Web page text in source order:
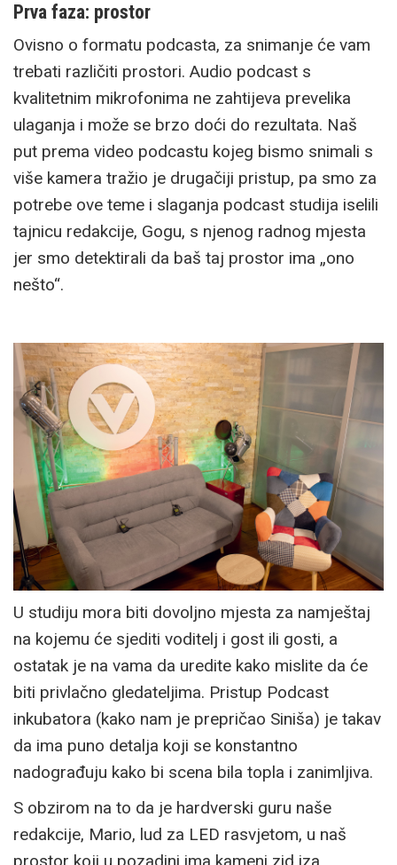
Prva faza: prostor
Ovisno o formatu podcasta, za snimanje će vam
trebati različiti prostori. Audio podcast s
kvalitetnim mikrofonima ne zahtijeva prevelika
ulaganja i može se brzo doći do rezultata. Naš
put prema video podcastu kojeg bismo snimali s
više kamera tražio je drugačiji pristup, pa smo za
potrebe ove teme i slaganja podcast studija iselili
tajnicu redakcije, Gogu, s njenog radnog mjesta
jer smo detektirali da baš taj prostor ima „ono
nešto“.
U studiju mora biti dovoljno mjesta za namještaj
na kojemu će sjediti voditelj i gost ili gosti, a
ostatak je na vama da uredite kako mislite da će
biti privlačno gledateljima. Pristup Podcast
inkubatora (kako nam je prepričao Siniša) je takav
da ima puno detalja koji se konstantno
nadograđuju kako bi scena bila topla i zanimljiva.
S obzirom na to da je hardverski guru naše
redakcije, Mario, lud za LED rasvjetom, u naš
prostor koji u pozadini ima kameni zid iza